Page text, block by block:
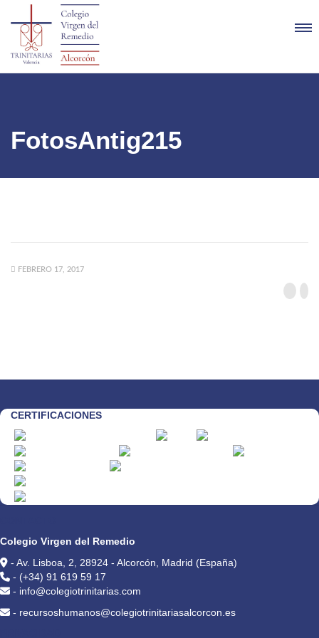
FotosAntig215
FEBRERO 17, 2017
CERTIFICACIONES
Colegio Virgen del Remedio
- Av. Lisboa, 2, 28924 - Alcorcón, Madrid (España)
- (+34) 91 619 59 17
- info@colegiotrinitarias.com
- recursoshumanos@colegiotrinitariasalcorcon.es